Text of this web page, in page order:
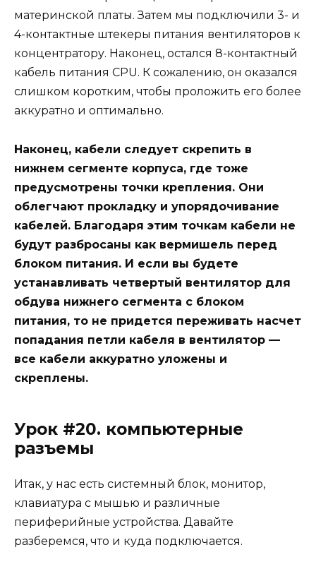
материнской платы. Затем мы подключили 3- и
4-контактные штекеры питания вентиляторов к
концентратору. Наконец, остался 8-контактный
кабель питания CPU. К сожалению, он оказался
слишком коротким, чтобы проложить его более
аккуратно и оптимально.
Наконец, кабели следует скрепить в
нижнем сегменте корпуса, где тоже
предусмотрены точки крепления. Они
облегчают прокладку и упорядочивание
кабелей. Благодаря этим точкам кабели не
будут разбросаны как вермишель перед
блоком питания. И если вы будете
устанавливать четвертый вентилятор для
обдува нижнего сегмента с блоком
питания, то не придется переживать насчет
попадания петли кабеля в вентилятор —
все кабели аккуратно уложены и
скреплены.
Урок #20. компьютерные
разъемы
Итак, у нас есть системный блок, монитор,
клавиатура с мышью и различные
периферийные устройства. Давайте
разберемся, что и куда подключается.